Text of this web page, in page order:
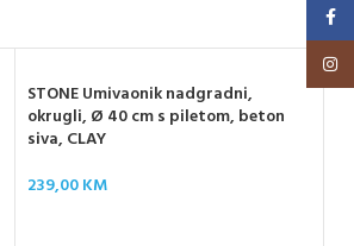
STONE Umivaonik nadgradni,
okrugli, Ø 40 cm s piletom, beton
siva, CLAY
239,00KM